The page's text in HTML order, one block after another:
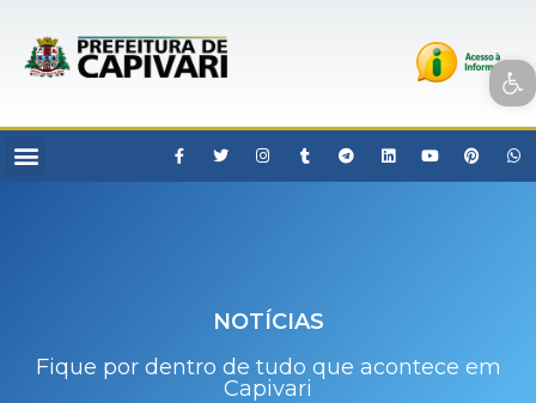
Open toolbar
NOTÍCIAS
Fique por dentro de tudo que acontece em
Capivari